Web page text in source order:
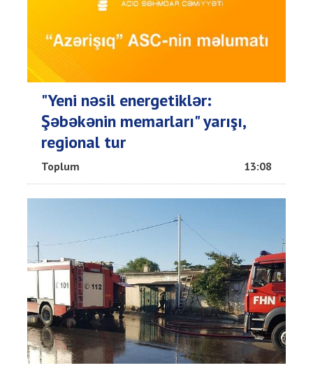
"Yeni nəsil energetiklər:
Şəbəkənin memarları" yarışı,
regional tur
Toplum 13:08